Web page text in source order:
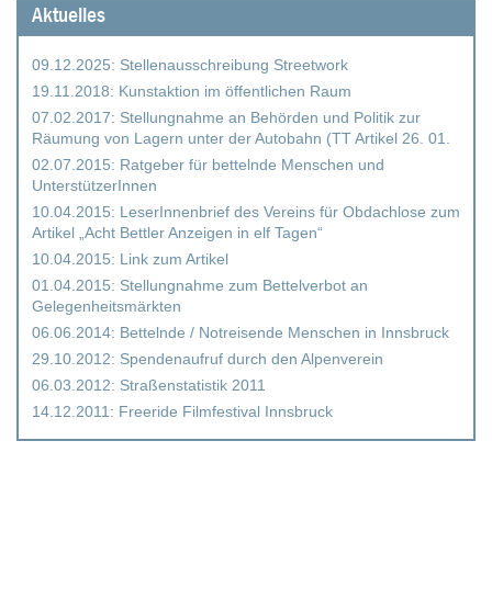
Aktuelles
09.12.2025: Stellenausschreibung Streetwork
19.11.2018: Kunstaktion im öffentlichen Raum
07.02.2017: Stellungnahme an Behörden und Politik zur
Räumung von Lagern unter der Autobahn (TT Artikel 26. 01.
02.07.2015: Ratgeber für bettelnde Menschen und
UnterstützerInnen
10.04.2015: LeserInnenbrief des Vereins für Obdachlose zum
Artikel „Acht Bettler Anzeigen in elf Tagen“
10.04.2015: Link zum Artikel
01.04.2015: Stellungnahme zum Bettelverbot an
Gelegenheitsmärkten
06.06.2014: Bettelnde / Notreisende Menschen in Innsbruck
29.10.2012: Spendenaufruf durch den Alpenverein
06.03.2012: Straßenstatistik 2011
14.12.2011: Freeride Filmfestival Innsbruck